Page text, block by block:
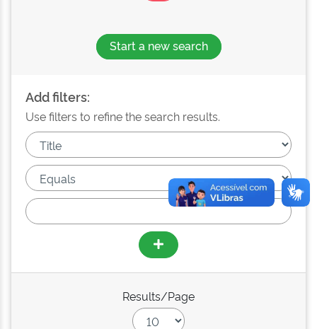
Start a new search
Add filters:
Use filters to refine the search results.
Results/Page